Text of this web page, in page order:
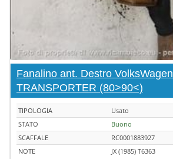
Fanalino ant. Destro VolksWagen
TRANSPORTER (80>90<)
TIPOLOGIA
Usato
STATO
Buono
SCAFFALE
RC0001883927
NOTE
JX (1985) T6363